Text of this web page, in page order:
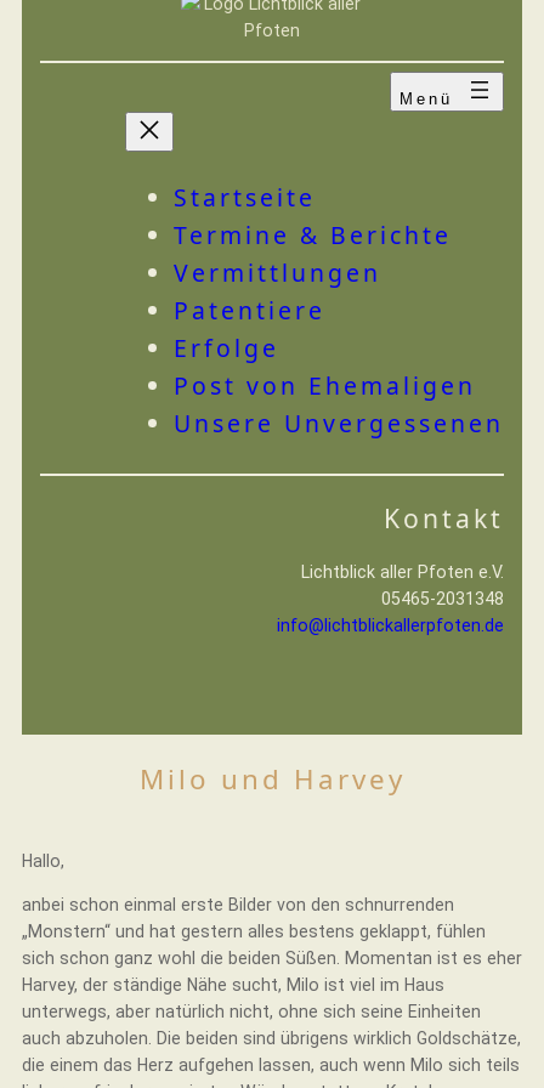
Startseite
Termine & Berichte
Vermittlungen
Patentiere
Erfolge
Post von Ehemaligen
Unsere Unvergessenen
Kontakt
Lichtblick aller Pfoten e.V.
05465-2031348
info@lichtblickallerpfoten.de
Milo und Harvey
Hallo,
anbei schon einmal erste Bilder von den schnurrenden
„Monstern“ und hat gestern alles bestens geklappt, fühlen
sich schon ganz wohl die beiden Süßen. Momentan ist es eher
Harvey, der ständige Nähe sucht, Milo ist viel im Haus
unterwegs, aber natürlich nicht, ohne sich seine Einheiten
auch abzuholen. Die beiden sind übrigens wirklich Goldschätze,
die einem das Herz aufgehen lassen, auch wenn Milo sich teils